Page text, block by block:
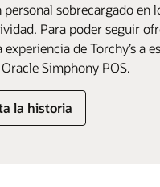
personal sobrecargado en
Para poder seguir
de Torchy’s a
Simphony POS.
la historia